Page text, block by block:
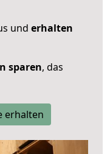
und erhalten
sparen, das
erhalten